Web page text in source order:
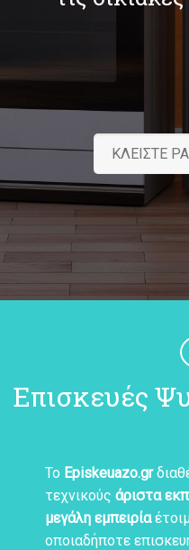
ΚΛΕΙΣΤΕ
Επισκευές
Το Episkeuazo.gr
τεχνικούς άριστα
μεγάλη εμπειρία
οποιαδήποτε